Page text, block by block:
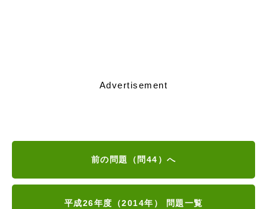
Advertisement
前の問題（問44）へ
平成26年度（2014年） 問題一覧